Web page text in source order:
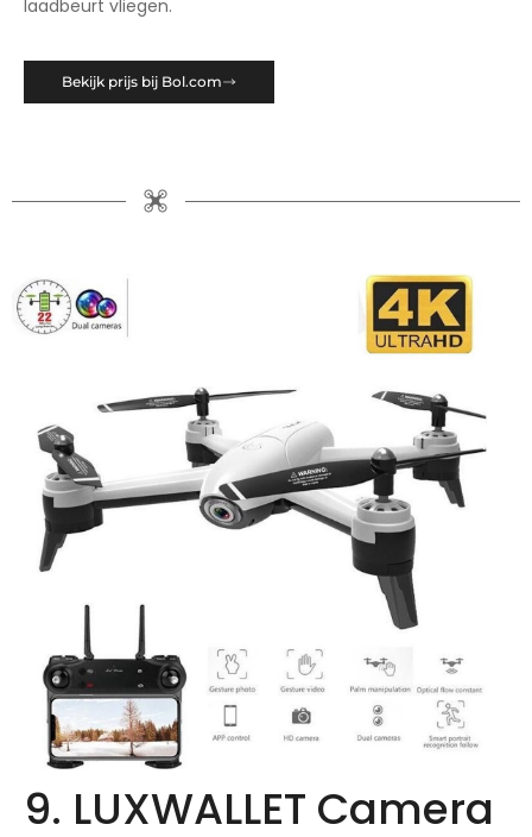
laadbeurt vliegen.
Bekijk prijs bij Bol.com
9. LUXWALLET Camera